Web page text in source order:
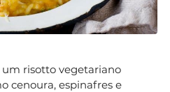
risotto vegetariano
cenoura, espinafres e